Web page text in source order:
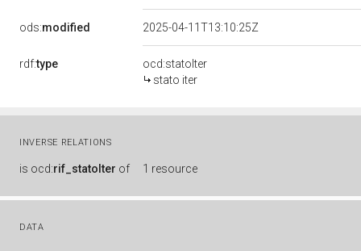
ods:modified 2025-04-11T13:10:25Z
rdf:type
ocd:statoIter
stato iter
INVERSE RELATIONS
is ocd:rif_statoIter of 1 resource
DATA